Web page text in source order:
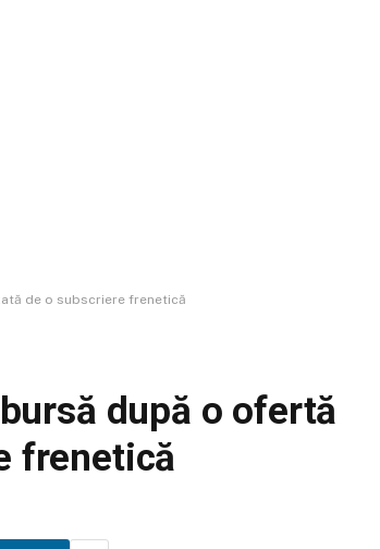
de o subscriere frenetică
după o ofertă
frenetică